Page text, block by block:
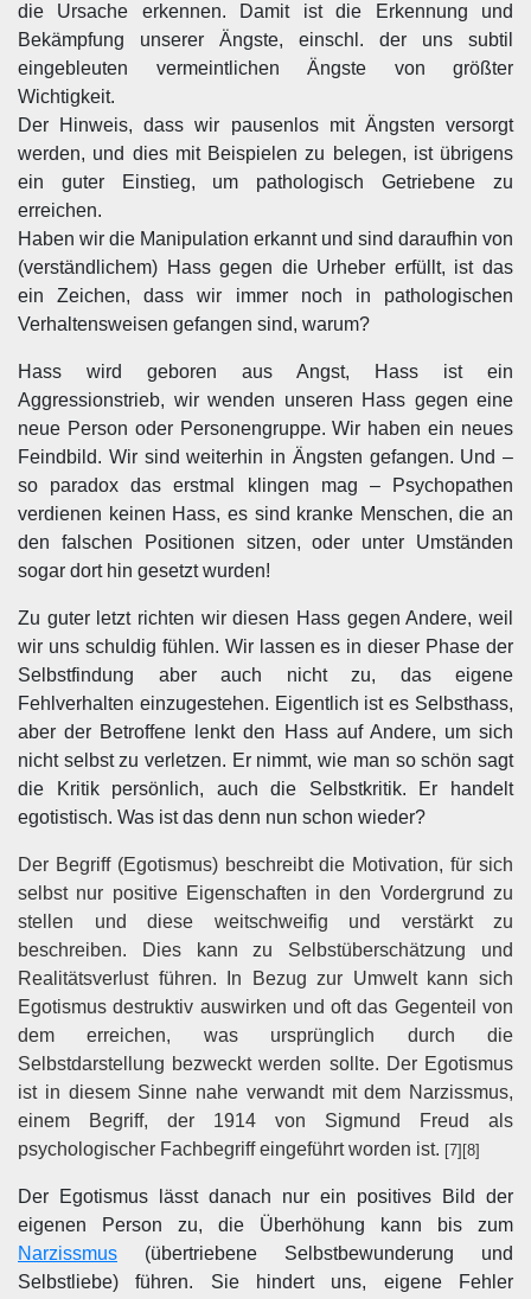
die Ursache erkennen. Damit ist die Erkennung und
Bekämpfung unserer Ängste, einschl. der uns subtil
eingebleuten vermeintlichen Ängste von größter
Wichtigkeit.
Der Hinweis, dass wir pausenlos mit Ängsten versorgt
werden, und dies mit Beispielen zu belegen, ist übrigens
ein guter Einstieg, um pathologisch Getriebene zu
erreichen.
Haben wir die Manipulation erkannt und sind daraufhin von
(verständlichem) Hass gegen die Urheber erfüllt, ist das
ein Zeichen, dass wir immer noch in pathologischen
Verhaltensweisen gefangen sind, warum?
Hass wird geboren aus Angst, Hass ist ein
Aggressionstrieb, wir wenden unseren Hass gegen eine
neue Person oder Personengruppe. Wir haben ein neues
Feindbild. Wir sind weiterhin in Ängsten gefangen. Und –
so paradox das erstmal klingen mag – Psychopathen
verdienen keinen Hass, es sind kranke Menschen, die an
den falschen Positionen sitzen, oder unter Umständen
sogar dort hin gesetzt wurden!
Zu guter letzt richten wir diesen Hass gegen Andere, weil
wir uns schuldig fühlen. Wir lassen es in dieser Phase der
Selbstfindung aber auch nicht zu, das eigene
Fehlverhalten einzugestehen. Eigentlich ist es Selbsthass,
aber der Betroffene lenkt den Hass auf Andere, um sich
nicht selbst zu verletzen. Er nimmt, wie man so schön sagt
die Kritik persönlich, auch die Selbstkritik. Er handelt
egotistisch. Was ist das denn nun schon wieder?
Der Begriff (Egotismus) beschreibt die Motivation, für sich
selbst nur positive Eigenschaften in den Vordergrund zu
stellen und diese weitschweifig und verstärkt zu
beschreiben. Dies kann zu Selbstüberschätzung und
Realitätsverlust führen. In Bezug zur Umwelt kann sich
Egotismus destruktiv auswirken und oft das Gegenteil von
dem erreichen, was ursprünglich durch die
Selbstdarstellung bezweckt werden sollte. Der Egotismus
ist in diesem Sinne nahe verwandt mit dem Narzissmus,
einem Begriff, der 1914 von Sigmund Freud als
psychologischer Fachbegriff eingeführt worden ist. [7][8]
Der Egotismus lässt danach nur ein positives Bild der
eigenen Person zu, die Überhöhung kann bis zum
Narzissmus (übertriebene Selbstbewunderung und
Selbstliebe) führen. Sie hindert uns, eigene Fehler